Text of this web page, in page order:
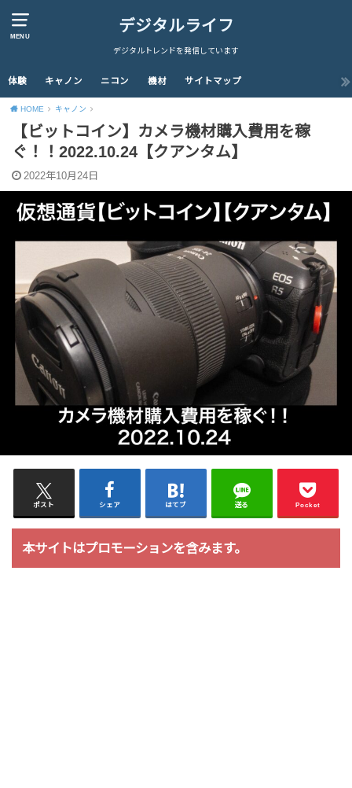
MENU
デジタルライフ
デジタルトレンドを発信しています
体験 キャノン ニコン 機材 サイトマップ
HOME キャノン
【ビットコイン】カメラ機材購入費用を稼
ぐ！！2022.10.24【クアンタム】
2022年10月24日
ポスト シェア はてブ 送る Pocket
本サイトはプロモーションを含みます。